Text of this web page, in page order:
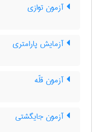
آزمون توازی
آزمایش پارامتری
آزمون قلّه
آزمون جایگشتی